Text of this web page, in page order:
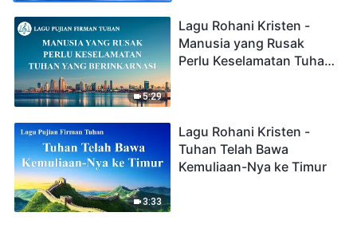
5:29
Lagu Rohani Kristen -
Manusia yang Rusak
Perlu Keselamatan Tuhan
3:33
Lagu Rohani Kristen -
Tuhan Telah Bawa
Kemuliaan-Nya ke Timur